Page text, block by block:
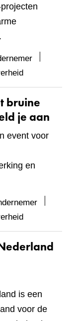
bruine
je aan
event voor
en
is een
voor de